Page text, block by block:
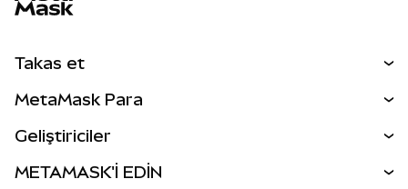
Takas et
Perps
RWA'lar
MetaMask Para
Geliştiriciler
METAMASK'İ EDİN